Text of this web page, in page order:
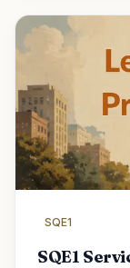
SQE1
SQE1